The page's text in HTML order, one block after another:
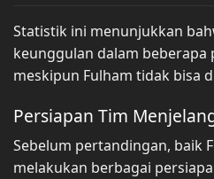
Statistik ini menunjukkan
keunggulan dalam beberapa
meskipun Fulham tidak bisa
Persiapan Tim
Sebelum pertandingan, baik
melakukan berbagai